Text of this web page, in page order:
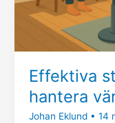
Effektiva
hantera
Johan Eklund • 14